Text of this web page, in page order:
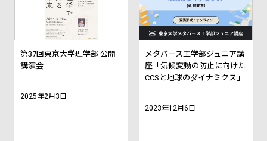
第37回東京大学理学部 公開
講演会
2025年2月3日
メタバース工学部ジュニア講
座「気候変動の防止に向けた
CCSと地球のダイナミクス」
2023年12月6日